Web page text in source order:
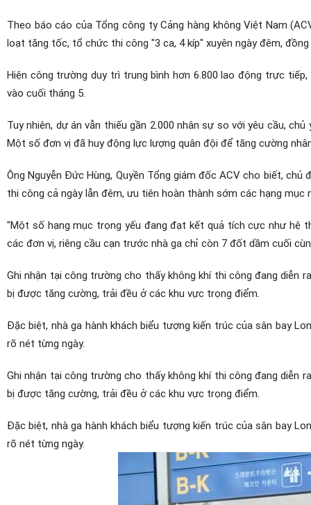
Theo báo cáo của Tổng công ty Cảng hàng không Việt Nam
loạt tăng tốc, tổ chức thi công "3 ca, 4 kíp" xuyên ngày đêm,
Hiện công trường duy trì trung bình hơn 6.800 lao động trực
vào cuối tháng 5.
Tuy nhiên, dự án vẫn thiếu gần 2.000 nhân sự so với yêu cầu,
Một số đơn vị đã huy động lực lượng quân đội để tăng cường
Ông Nguyễn Đức Hùng, Quyền Tổng giám đốc ACV cho biết,
thi công cả ngày lẫn đêm, ưu tiên hoàn thành sớm các hạng
"Một số hạng mục trọng yếu đang đạt kết quả tích cực như hệ
các đơn vị, riêng cầu cạn trước nhà ga chỉ còn 7 đốt dầm cuối
Ghi nhận tại công trường cho thấy không khí thi công đang diễn
bị được tăng cường, trải đều ở các khu vực trọng điểm.
Đặc biệt, nhà ga hành khách biểu tượng kiến trúc của sân bay
rõ nét từng ngày.
Ghi nhận tại công trường cho thấy không khí thi công đang diễn
bị được tăng cường, trải đều ở các khu vực trọng điểm.
Đặc biệt, nhà ga hành khách biểu tượng kiến trúc của sân bay
rõ nét từng ngày.